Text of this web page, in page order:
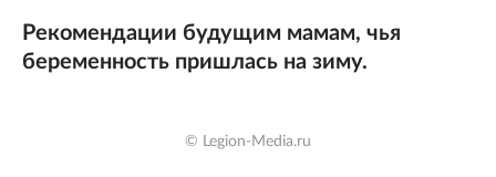
Рекомендации будущим мамам, чья
беременность пришлась на зиму.
© Legion-Media.ru